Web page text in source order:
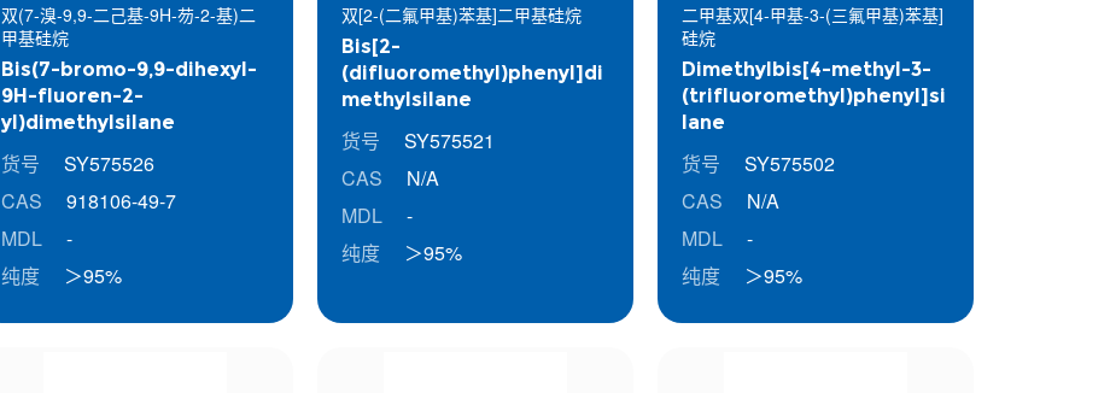
双(7-溴-9,9-二己基-9H-芴-2-基)二
甲基硅烷
Bis(7-bromo-9,9-dihexyl-
9H-fluoren-2-
yl)dimethylsilane
货号
SY575526
CAS
918106-49-7
MDL
-
纯度
＞95%
双[2-(二氟甲基)苯基]二甲基硅烷
Bis[2-
(difluoromethyl)phenyl]di
methylsilane
货号
SY575521
CAS
N/A
MDL
-
纯度
＞95%
二甲基双[4-甲基-3-(三氟甲基)苯基]
硅烷
Dimethylbis[4-methyl-3-
(trifluoromethyl)phenyl]si
lane
货号
SY575502
CAS
N/A
MDL
-
纯度
＞95%